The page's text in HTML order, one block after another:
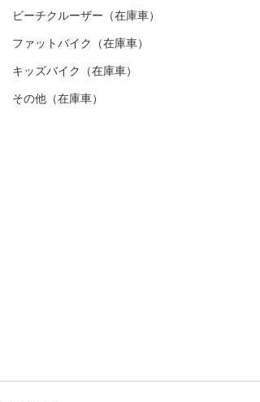
ビーチクルーザー（在庫車）
ファットバイク（在庫車）
キッズバイク（在庫車）
その他（在庫車）